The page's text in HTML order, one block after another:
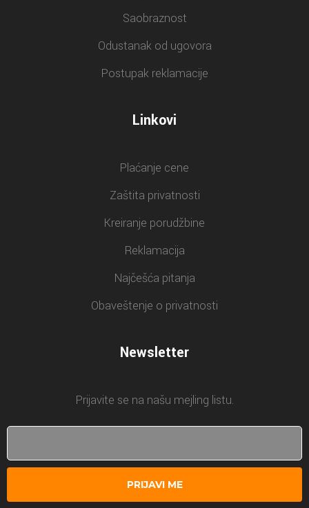
Saobraznost
Odustanak od ugovora
Postupak reklamacije
Linkovi
Plaćanje cene
Zaštita privatnosti
Kreiranje porudžbine
Reklamacija
Najčešća pitanja
Obaveštenje o privatnosti
Newsletter
Prijavite se na našu mejling listu.
PRIJAVI ME